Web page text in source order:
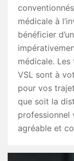
médicale à
bénéficier
médicale.
VSL sont à
pour vos
que soit la
professionnel
agréable et